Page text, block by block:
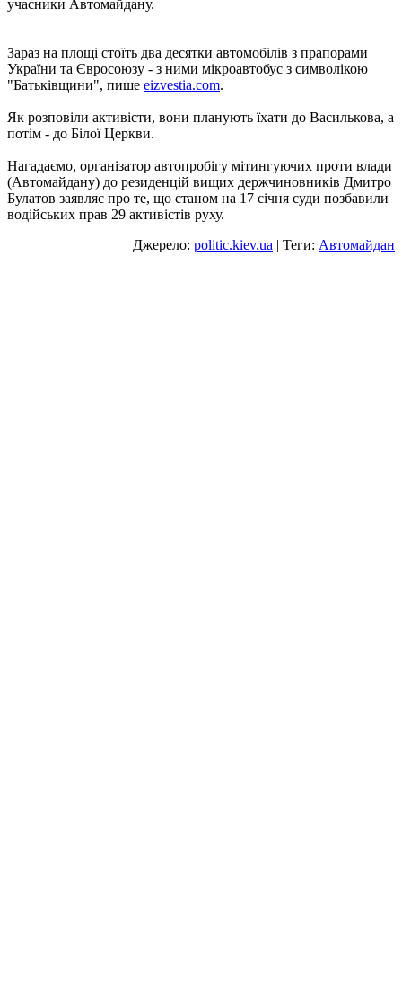
учасники Автомайдану.
Зараз на площі стоїть два десятки автомобілів з прапорами
України та Євросоюзу - з ними мікроавтобус з символікою
"Батьківщини", пише еizvestia.com.
Як розповіли активісти, вони планують їхати до Василькова, а
потім - до Білої Церкви.
Нагадаємо, організатор автопробігу мітингуючих проти влади
(Автомайдану) до резиденцій вищих держчиновників Дмитро
Булатов заявляє про те, що станом на 17 січня суди позбавили
водійських прав 29 активістів руху.
Джерело: politic.kiev.ua | Теги: Автомайдан